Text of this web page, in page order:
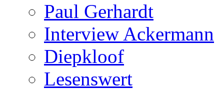
Paul Gerhardt
Interview Ackermann
Diepkloof
Lesenswert